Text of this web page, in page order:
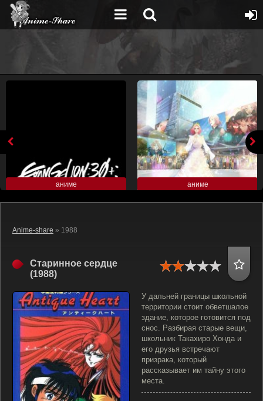
аниме аниме
Anime-share » 1988
Старинное сердце
(1988)
У дальней границы школьной
территории стоит обветшалое
здание, которое готовится под
снос. Разбирая старые вещи,
школьник Такахиро Хонда и
его друзья встречают
призрака, который
рассказывает им тайну этого
места.